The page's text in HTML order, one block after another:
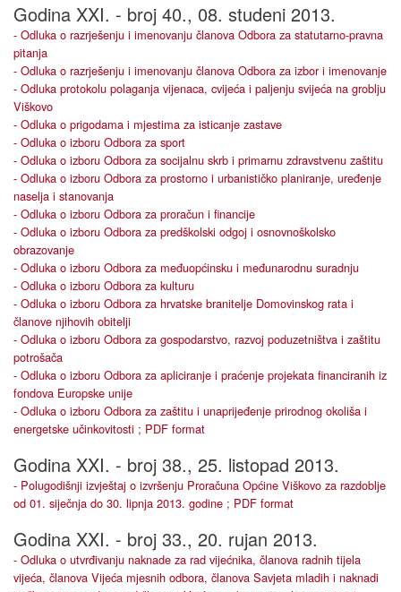
Godina XXI. - broj 40., 08. studeni 2013.
- Odluka o razrješenju i imenovanju članova Odbora za statutarno-pravna
pitanja
- Odluka o razrješenju i imenovanju članova Odbora za izbor i imenovanje
- Odluka protokolu polaganja vijenaca, cvijeća i paljenju svijeća na groblju
Viškovo
- Odluka o prigodama i mjestima za isticanje zastave
- Odluka o izboru Odbora za sport
- Odluka o izboru Odbora za socijalnu skrb i primarnu zdravstvenu zaštitu
- Odluka o izboru Odbora za prostorno i urbanističko planiranje, uređenje
naselja i stanovanja
- Odluka o izboru Odbora za proračun i financije
- Odluka o izboru Odbora za predškolski odgoj i osnovnoškolsko
obrazovanje
- Odluka o izboru Odbora za međuopćinsku i međunarodnu suradnju
- Odluka o izboru Odbora za kulturu
- Odluka o izboru Odbora za hrvatske branitelje Domovinskog rata i
članove njihovih obitelji
- Odluka o izboru Odbora za gospodarstvo, razvoj poduzetništva i zaštitu
potrošača
- Odluka o izboru Odbora za apliciranje i praćenje projekata financiranih iz
fondova Europske unije
- Odluka o izboru Odbora za zaštitu i unaprijeđenje prirodnog okoliša i
energetske učinkovitosti ; PDF format
Godina XXI. - broj 38., 25. listopad 2013.
- Polugodišnji izvještaj o izvršenju Proračuna Općine Viškovo za razdoblje
od 01. siječnja do 30. lipnja 2013. godine ; PDF format
Godina XXI. - broj 33., 20. rujan 2013.
- Odluka o utvrđivanju naknade za rad vijećnika, članova radnih tijela
vijeća, članova Vijeća mjesnih odbora, članova Savjeta mladih i naknadi